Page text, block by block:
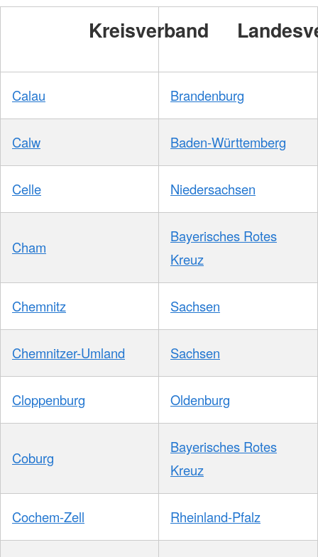
Kreisverband
Calau Brandenburg
Calw Baden-Württemberg
Celle Niedersachsen
Cham
Bayerisches Rotes
Kreuz
Chemnitz Sachsen
Chemnitzer-Umland Sachsen
Cloppenburg Oldenburg
Coburg
Bayerisches Rotes
Kreuz
Cochem-Zell Rheinland-Pfalz
DRKS